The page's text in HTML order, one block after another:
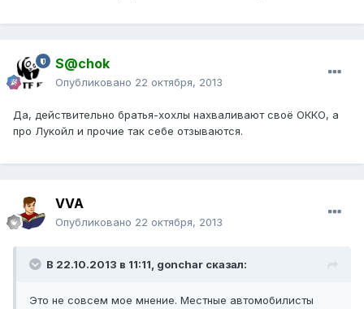
S@chok
Опубликовано 22 октября, 2013
Да, действительно братья-хохлы нахваливают своё ОККО, а
про Лукойл и прочие так себе отзываются.
VVA
Опубликовано 22 октября, 2013
В 22.10.2013 в 11:11, gonchar сказал:
Это не совсем мое мнение. Местные автомобилисты